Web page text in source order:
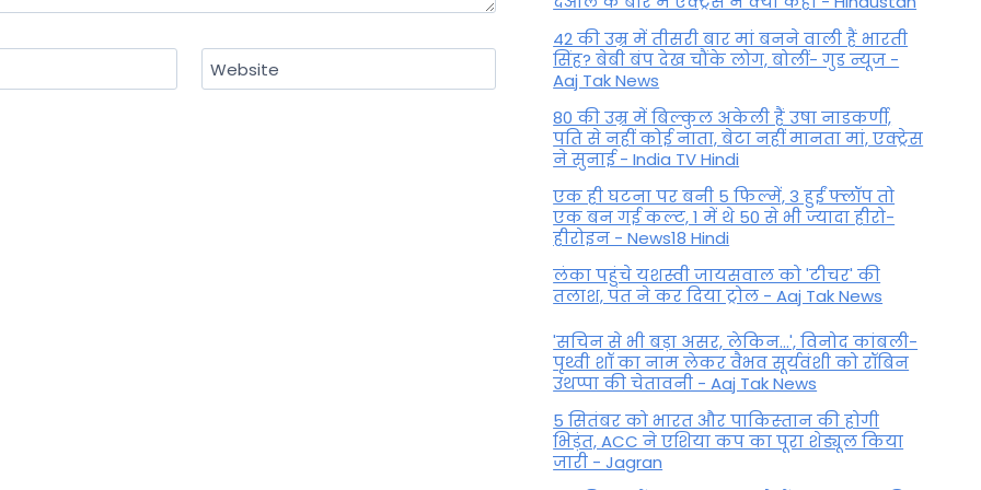
Website
42 की उम्र में तीसरी बार मां बनने वाली हैं भारती
सिंह? बेबी बंप देख चौंके लोग, बोलीं- गुड न्यूज -
Aaj Tak News
80 की उम्र में बिल्कुल अकेली हैं उषा नाडकर्णी,
पति से नहीं कोई नाता, बेटा नहीं मानता मां, एक्ट्रेस
ने सुनाई - India TV Hindi
एक ही घटना पर बनी 5 फिल्में, 3 हुईं फ्लॉप तो
एक बन गई कल्ट, 1 में थे 50 से भी ज्यादा हीरो-
हीरोइन - News18 Hindi
लंका पहुंचे यशस्वी जायसवाल को 'टीचर' की
तलाश, पंत ने कर द‍िया ट्रोल - Aaj Tak News
'सचिन से भी बड़ा असर, लेकिन...', व‍िनोद कांबली-
पृथ्वी शॉ का नाम लेकर वैभव सूर्यवंशी को रॉबिन
उथप्पा की चेतावनी - Aaj Tak News
5 सितंबर को भारत और पाकिस्‍तान की होगी
भिड़ंत, ACC ने एशिया कप का पूरा शेड्यूल किया
जारी - Jagran